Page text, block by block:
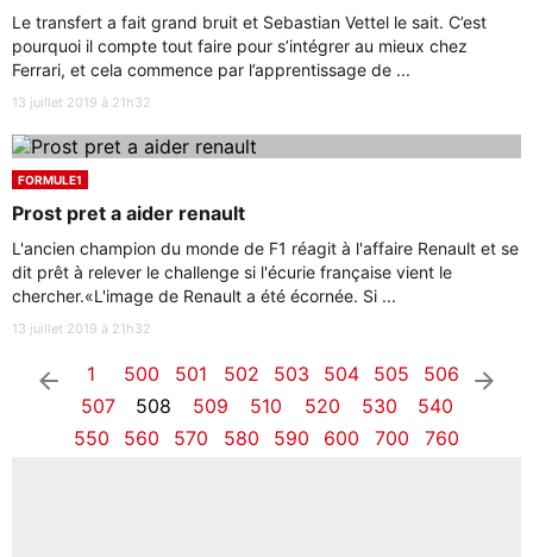
Le transfert a fait grand bruit et Sebastian Vettel le sait. C’est
pourquoi il compte tout faire pour s’intégrer au mieux chez
Ferrari, et cela commence par l’apprentissage de ...
13 juillet 2019 à 21h32
FORMULE1
Prost pret a aider renault
L'ancien champion du monde de F1 réagit à l'affaire Renault et se
dit prêt à relever le challenge si l'écurie française vient le
chercher.«L'image de Renault a été écornée. Si ...
13 juillet 2019 à 21h32
arrow_left 1 500 501 502 503 504 505
506
507
508 509 510 520 530
540
550
560 570 580 590 600 700 760
arrow_right